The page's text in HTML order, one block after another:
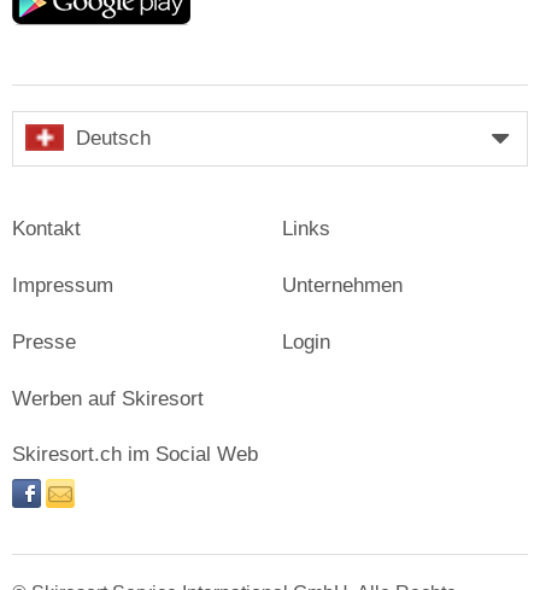
Deutsch
Kontakt
Impressum
Presse
Links
Unternehmen
Login
Werben auf Skiresort
Skiresort.ch im Social Web
facebooknewsletter